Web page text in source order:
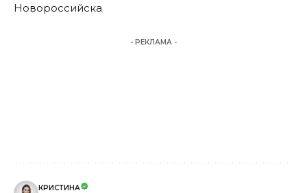
Новороссийска
- РЕКЛАМА -
КРИСТИНА